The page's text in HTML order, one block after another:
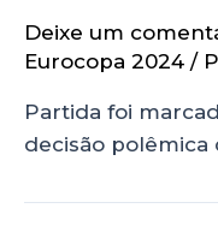
Deixe um
Eurocopa 2024 /
Partida foi
decisão polêmica